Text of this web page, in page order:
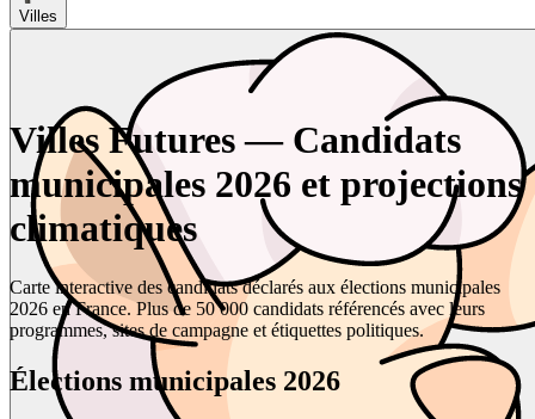
Villes
Villes Futures — Candidats
municipales 2026 et projections
climatiques
Carte interactive des candidats déclarés aux élections municipales
2026 en France. Plus de 50 000 candidats référencés avec leurs
programmes, sites de campagne et étiquettes politiques.
Élections municipales 2026